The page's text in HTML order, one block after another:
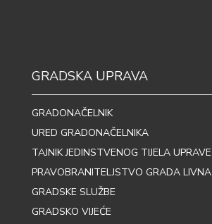
GRADSKA UPRAVA
GRADONAČELNIK
URED GRADONAČELNIKA
TAJNIK JEDINSTVENOG TIJELA UPRAVE
PRAVOBRANITELJSTVO GRADA LIVNA
GRADSKE SLUŽBE
GRADSKO VIJEĆE